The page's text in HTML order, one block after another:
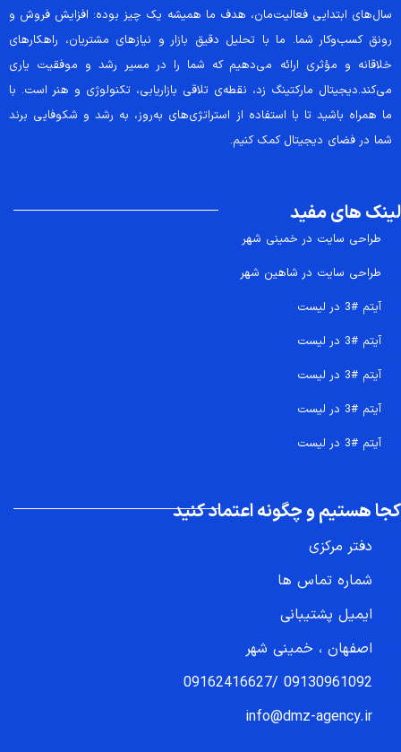
سال‌های ابتدایی فعالیت‌مان، هدف ما همیشه یک چیز بوده: افزایش فروش و
رونق کسب‌وکار شما. ما با تحلیل دقیق بازار و نیازهای مشتریان، راهکارهای
خلاقانه و مؤثری ارائه می‌دهیم که شما را در مسیر رشد و موفقیت یاری
می‌کند.دیجیتال مارکتینگ زد، نقطه‌ی تلاقی بازاریابی، تکنولوژی و هنر است. با
ما همراه باشید تا با استفاده از استراتژی‌های به‌روز، به رشد و شکوفایی برند
شما در فضای دیجیتال کمک کنیم.
لینک های مفید
طراحی سایت در خمینی شهر
طراحی سایت در شاهین شهر
آیتم #3 در لیست
آیتم #3 در لیست
آیتم #3 در لیست
آیتم #3 در لیست
آیتم #3 در لیست
کجا هستیم و چگونه اعتماد کنید
دفتر مرکزی
شماره تماس ها
ایمیل پشتیبانی
اصفهان ، خمینی شهر
09130961092
/
09162416627
info@dmz-agency.ir